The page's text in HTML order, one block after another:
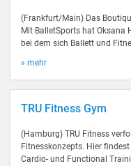
(Frankfurt/Main) Das
Mit BalletSports hat Oksana
bei dem sich Ballett und
» mehr
TRU Fitness Gym
(Hamburg) TRU Fitness
Fitnesskonzepts. Hier
Cardio- und Functional